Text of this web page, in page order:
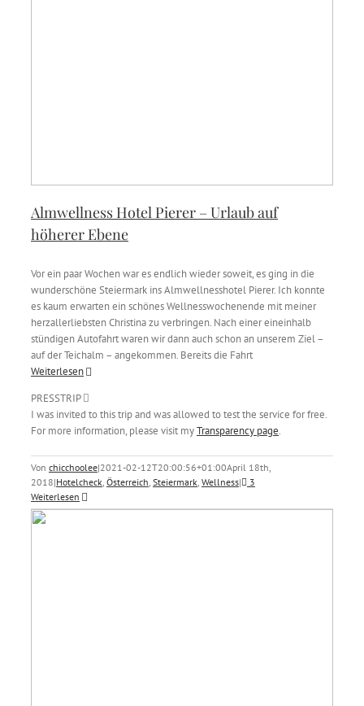
Almwellness Hotel Pierer – Urlaub auf
höherer Ebene
Vor ein paar Wochen war es endlich wieder soweit, es ging in die
wunderschöne Steiermark ins Almwellnesshotel Pierer. Ich konnte
es kaum erwarten ein schönes Wellnesswochenende mit meiner
herzallerliebsten Christina zu verbringen. Nach einer eineinhalb
stündigen Autofahrt waren wir dann auch schon an unserem Ziel –
auf der Teichalm – angekommen. Bereits die Fahrt
Weiterlesen
PRESSTRIP
I was invited to this trip and was allowed to test the service for free.
For more information, please visit myTransparency page.
Von chicchoolee|2021-02-12T20:00:56+01:00April 18th,
2018|Hotelcheck, Österreich, Steiermark, Wellness|
3
Weiterlesen